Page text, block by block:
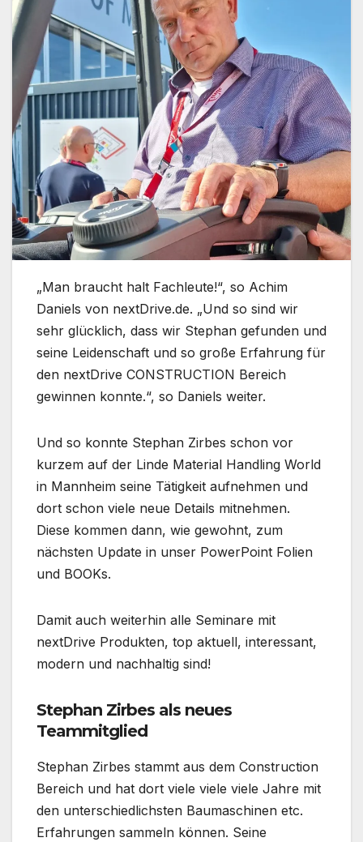
„Man braucht halt Fachleute!“, so Achim
Daniels von nextDrive.de. „Und so sind wir
sehr glücklich, dass wir Stephan gefunden und
seine Leidenschaft und so große Erfahrung für
den nextDrive CONSTRUCTION Bereich
gewinnen konnte.“, so Daniels weiter.
Und so konnte Stephan Zirbes schon vor
kurzem auf der Linde Material Handling World
in Mannheim seine Tätigkeit aufnehmen und
dort schon viele neue Details mitnehmen.
Diese kommen dann, wie gewohnt, zum
nächsten Update in unser PowerPoint Folien
und BOOKs.
Damit auch weiterhin alle Seminare mit
nextDrive Produkten, top aktuell, interessant,
modern und nachhaltig sind!
Stephan Zirbes als neues
Teammitglied
Stephan Zirbes stammt aus dem Construction
Bereich und hat dort viele viele viele Jahre mit
den unterschiedlichsten Baumaschinen etc.
Erfahrungen sammeln können. Seine